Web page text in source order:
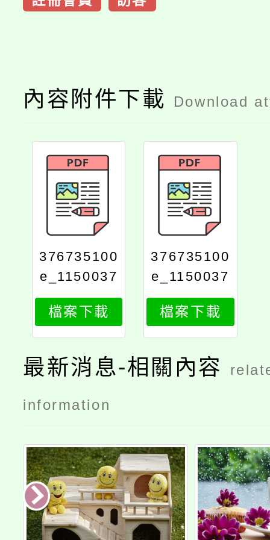
內容附件下載 Download
376735100
e_1150037
543_attach
2
檔案下載
376735100
e_1150037
543_attach
1
檔案下載
最新消息-相關內容
information